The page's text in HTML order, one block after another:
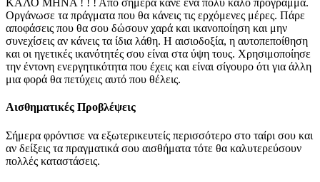
ΚΑΛΟ ΜΗΝΑ ! ! ! Από σήμερα κάνε ένα πολύ καλό πρόγραμμα.
Οργάνωσε τα πράγματα που θα κάνεις τις ερχόμενες μέρες. Πάρε
αποφάσεις που θα σου δώσουν χαρά και ικανοποίηση και μην
συνεχίσεις αν κάνεις τα ίδια λάθη. Η αισιοδοξία, η αυτοπεποίθηση
και οι ηγετικές ικανότητές σου είναι στα ύψη τους. Χρησιμοποίησε
την έντονη ενεργητικότητα που έχεις και είναι σίγουρο ότι για άλλη
μια φορά θα πετύχεις αυτό που θέλεις.
Αισθηματικές Προβλέψεις
Σήμερα φρόντισε να εξωτερικευτείς περισσότερο στο ταίρι σου και
αν δείξεις τα πραγματικά σου αισθήματα τότε θα καλυτερεύσουν
πολλές καταστάσεις.